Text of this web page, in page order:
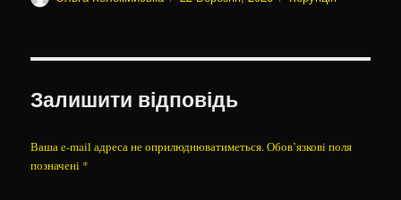
Залишити відповідь
Ваша e-mail адреса не оприлюднюватиметься.Обов’язкові поля
позначені *